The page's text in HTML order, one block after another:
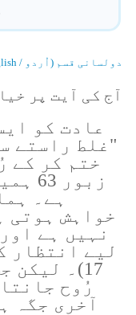
دولسانی قسم (اُردو / English)
آج کی آیت پر
عادت کو
"غلط راستے
ختم کر کے
ہے۔
خواہش ہوتی
نہیں ہے
لیے انتظار
17)۔
رُوح
آخری جگہ